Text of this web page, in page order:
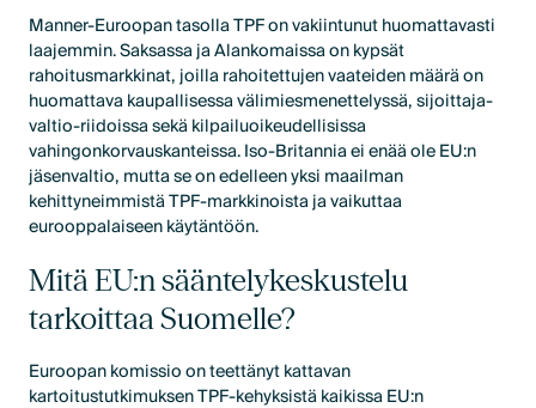
Manner-Euroopan tasolla TPF on vakiintunut huomattavasti
laajemmin. Saksassa ja Alankomaissa on kypsät
rahoitusmarkkinat, joilla rahoitettujen vaateiden määrä on
huomattava kaupallisessa välimiesmenettelyssä, sijoittaja-
valtio-riidoissa sekä kilpailuoikeudellisissa
vahingonkorvauskanteissa. Iso-Britannia ei enää ole EU:n
jäsenvaltio, mutta se on edelleen yksi maailman
kehittyneimmistä TPF-markkinoista ja vaikuttaa
eurooppalaiseen käytäntöön.
Mitä EU:n sääntelykeskustelu
tarkoittaa Suomelle?
Euroopan komissio on teettänyt kattavan
kartoitustutkimuksen TPF-kehyksistä kaikissa EU:n